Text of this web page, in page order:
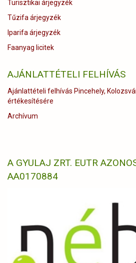
Turisztikai árjegyzék
Tűzifa árjegyzék
Iparifa árjegyzék
Faanyag licitek
AJÁNLATTÉTELI FELHÍVÁS
Ajánlattételi felhívás Pincehely,
értékesítésére
Archívum
A GYULAJ ZRT. EUTR
AA0170884